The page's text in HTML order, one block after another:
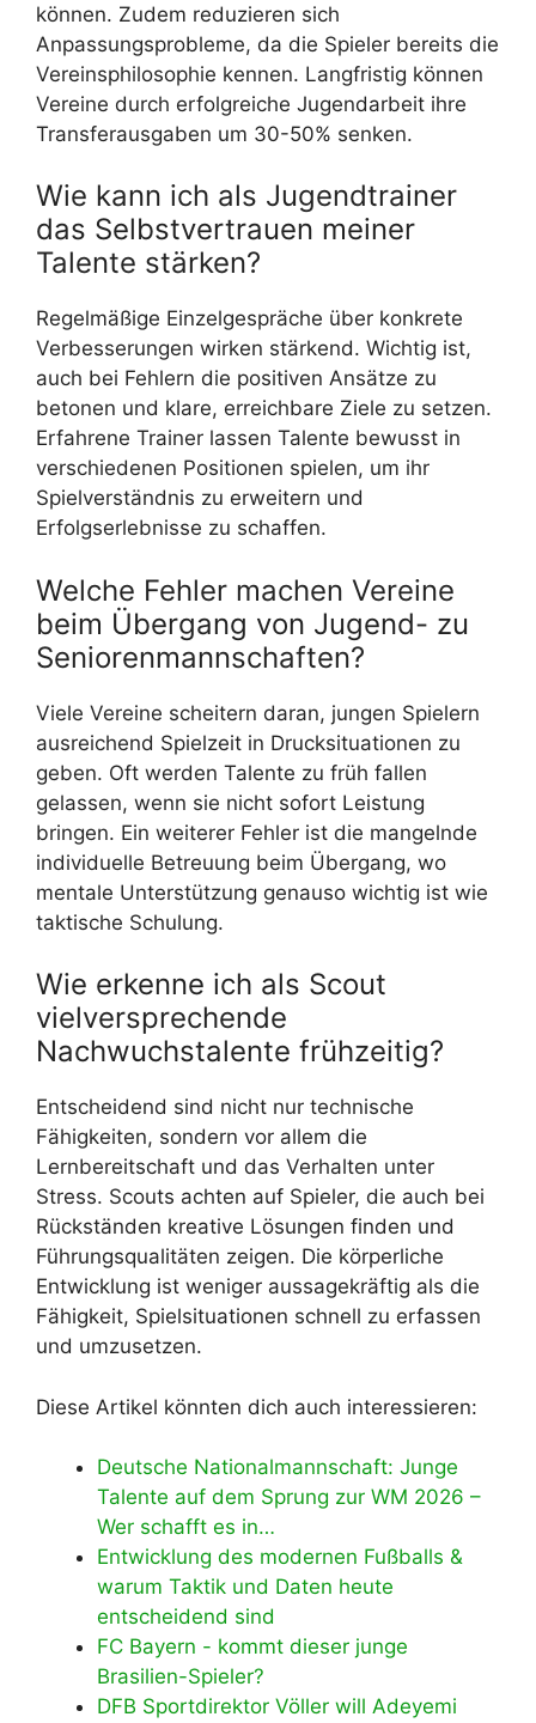
können. Zudem reduzieren sich
Anpassungsprobleme, da die Spieler bereits die
Vereinsphilosophie kennen. Langfristig können
Vereine durch erfolgreiche Jugendarbeit ihre
Transferausgaben um 30-50% senken.
Wie kann ich als Jugendtrainer
das Selbstvertrauen meiner
Talente stärken?
Regelmäßige Einzelgespräche über konkrete
Verbesserungen wirken stärkend. Wichtig ist,
auch bei Fehlern die positiven Ansätze zu
betonen und klare, erreichbare Ziele zu setzen.
Erfahrene Trainer lassen Talente bewusst in
verschiedenen Positionen spielen, um ihr
Spielverständnis zu erweitern und
Erfolgserlebnisse zu schaffen.
Welche Fehler machen Vereine
beim Übergang von Jugend- zu
Seniorenmannschaften?
Viele Vereine scheitern daran, jungen Spielern
ausreichend Spielzeit in Drucksituationen zu
geben. Oft werden Talente zu früh fallen
gelassen, wenn sie nicht sofort Leistung
bringen. Ein weiterer Fehler ist die mangelnde
individuelle Betreuung beim Übergang, wo
mentale Unterstützung genauso wichtig ist wie
taktische Schulung.
Wie erkenne ich als Scout
vielversprechende
Nachwuchstalente frühzeitig?
Entscheidend sind nicht nur technische
Fähigkeiten, sondern vor allem die
Lernbereitschaft und das Verhalten unter
Stress. Scouts achten auf Spieler, die auch bei
Rückständen kreative Lösungen finden und
Führungsqualitäten zeigen. Die körperliche
Entwicklung ist weniger aussagekräftig als die
Fähigkeit, Spielsituationen schnell zu erfassen
und umzusetzen.
Diese Artikel könnten dich auch interessieren:
Deutsche Nationalmannschaft: Junge
Talente auf dem Sprung zur WM 2026 –
Wer schafft es in…
Entwicklung des modernen Fußballs &
warum Taktik und Daten heute
entscheidend sind
FC Bayern - kommt dieser junge
Brasilien-Spieler?
DFB Sportdirektor Völler will Adeyemi